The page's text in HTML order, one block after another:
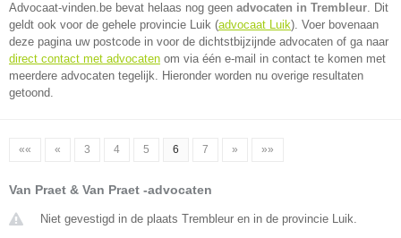
Advocaat-vinden.be bevat helaas nog geen advocaten in Trembleur. Dit
geldt ook voor de gehele provincie Luik (advocaat Luik). Voer bovenaan
deze pagina uw postcode in voor de dichtstbijzijnde advocaten of ga naar
direct contact met advocaten om via één e-mail in contact te komen met
meerdere advocaten tegelijk. Hieronder worden nu overige resultaten
getoond.
«« « 3 4 5 6 7 » »»
Van Praet & Van Praet -advocaten
Niet gevestigd in de plaats Trembleur en in de provincie Luik.